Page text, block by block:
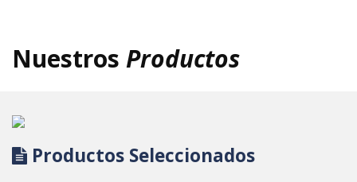
Nuestros Productos
Productos Seleccionados